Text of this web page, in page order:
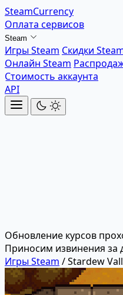
SteamCurrency
Оплата сервисов
Steam
Игры Steam Скидки
Онлайн Steam
Стоимость аккаунта
API
Обновление курсов
Приносим извинения за
Игры Steam /Stardew